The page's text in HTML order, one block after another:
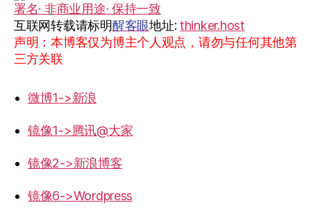
署名· 非商业用途· 保持一致
互联网转载请标明醒客眼地址: thinker.host
声明：本博客仅为博主个人观点，请勿与任何其他第
三方关联
微博1->新浪
镜像1->腾讯@大家
镜像2->新浪博客
镜像6->Wordpress